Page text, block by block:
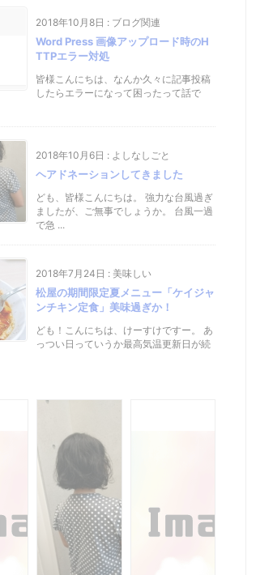
2018年10月8日 : ブログ関連
Word Press 画像アップロード時のH
TTPエラー対処
皆様こんにちは、なんか久々に記事投稿
したらエラーになって困ったって話で
2018年10月6日 : よしなしごと
ヘアドネーションしてきました
ども、皆様こんにちは。 強力な台風過ぎ
ましたが、ご無事でしょうか。 台風一過
で急 ...
2018年7月24日 : 美味しい
松屋の期間限定夏メニュー「ケイジャ
ンチキン定食」美味過ぎか！
ども！こんにちは、けーすけですー。 あ
っつい日っていうか最高気温更新日が続